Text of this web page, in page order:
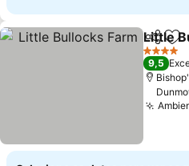
Little
4 Estrelas
9,5